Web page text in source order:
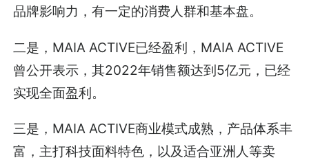
品牌影响力，有一定的消费人群和基本盘。
二是，MAIA ACTIVE已经盈利，MAIA ACTIVE
曾公开表示，其2022年销售额达到5亿元，已经
实现全面盈利。
三是，MAIA ACTIVE商业模式成熟，产品体系丰
富，主打科技面料特色，以及适合亚洲人等卖